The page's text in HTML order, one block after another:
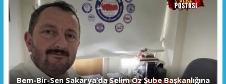
Bem-Bir-Sen Sakarya’da Selim Öz Şube Başkanlığına